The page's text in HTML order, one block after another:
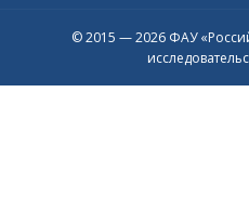
© 2015 — 2026 ФАУ